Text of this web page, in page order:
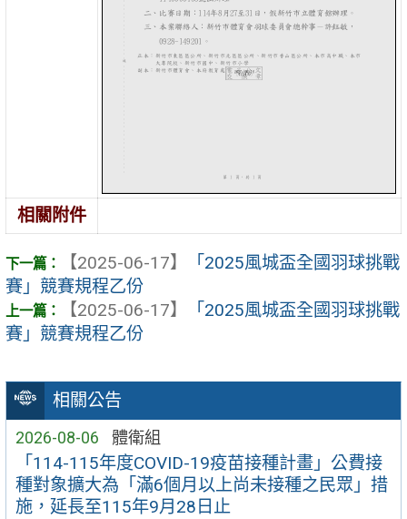
相關公告
2026-08-06 體衛組
「114-115年度COVID-19疫苗接種計畫」公費接
種對象擴大為「滿6個月以上尚未接種之民眾」措
施，延長至115年9月28日止
相關附件
【2025-06-17】
「2025風城盃全國羽球挑戰
賽」競賽規程乙份
【2025-06-17】
「2025風城盃全國羽球挑戰
賽」競賽規程乙份